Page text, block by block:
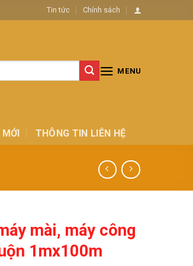
Tin tức Chính sách
MENU
THÔNG TIN LIÊN HỆ
mài, máy công
1mx100m